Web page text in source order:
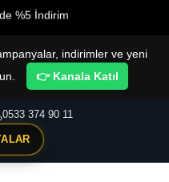
%5 İndirim
indirimler ve yeni
👉 Kanala Katıl
0533 374 90 11